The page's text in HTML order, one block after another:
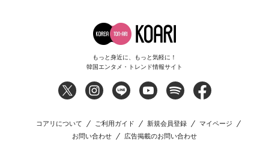
もっと身近に、もっと気軽に！
韓国エンタメ・トレンド情報サイト
コアリについて ご利用ガイド 新規会員登録
マイページ
お問い合わせ
広告掲載のお問い合わせ